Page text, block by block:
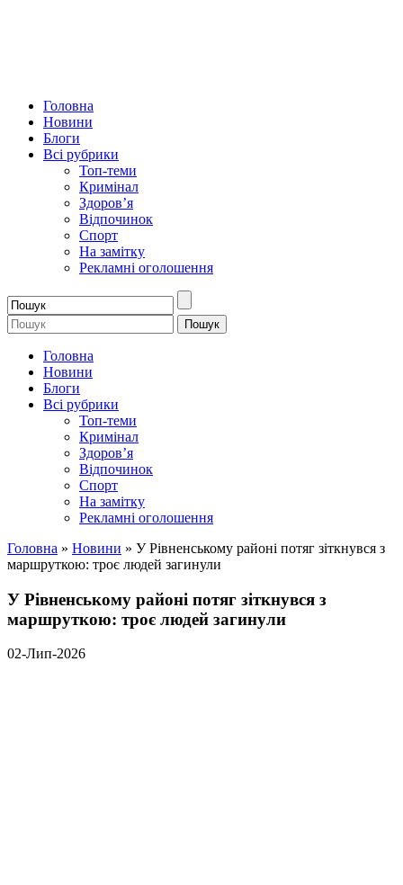
Головна
Новини
Блоги
Всі рубрики
Топ-теми
Кримінал
Здоров’я
Відпочинок
Спорт
На замітку
Рекламні оголошення
Головна
Новини
Блоги
Всі рубрики
Топ-теми
Кримінал
Здоров’я
Відпочинок
Спорт
На замітку
Рекламні оголошення
Головна » Новини » У Рівненському районі потяг зіткнувся з
маршруткою: троє людей загинули
У Рівненському районі потяг зіткнувся з
маршруткою: троє людей загинули
02-Лип-2026